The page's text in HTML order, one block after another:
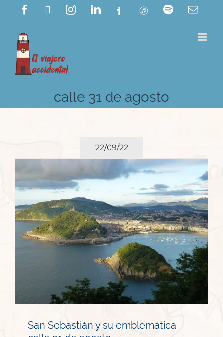
contenido
Facebook InstagramLinkedIn
Ivoox ITunes Spotify
calle 31 de agosto
22/09/22
San Sebastián y su emblemática